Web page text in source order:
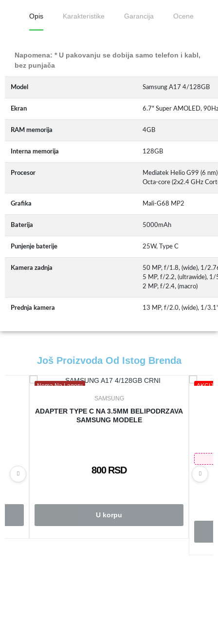
Opis Karakteristike Garancija Ocene
Napomena: * U pakovanju se dobija samo telefon i kabl,
bez punjača
Model Samsung A17 4/128GB
Ekran 6.7" Super AMOLED,
RAM memorija 4GB
Interna memorija 128GB
Procesor
Mediatek Helio G99 (6 nm)
Octa-core (2x2.4 GHz
Grafika Mali-G68 MP2
Baterija 5000mAh
Punjenje baterije 25W, Type C
Kamera zadnja
50 MP, f/1.8, (wide), 1/
5 MP, f/2.2, (ultrawide),
2 MP, f/2.4, (macro)
Prednja kamera 13 MP, f/2.0, (wide), 1/
Još Proizvoda Od Istog Brenda
Nema Na Lageru
SAMSUNG
ADAPTER TYPE C NA 3.5MM BELIPODRZAVA
SAMSUNG MODELE
800 RSD
U korpu
AKCIJA!